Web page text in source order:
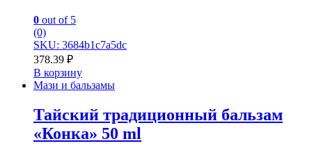
0 out of 5
(0)
SKU: 3684b1c7a5dc
378.39 ₽
В корзину
Мази и бальзамы
Тайский традиционный бальзам
«Конка» 50 ml